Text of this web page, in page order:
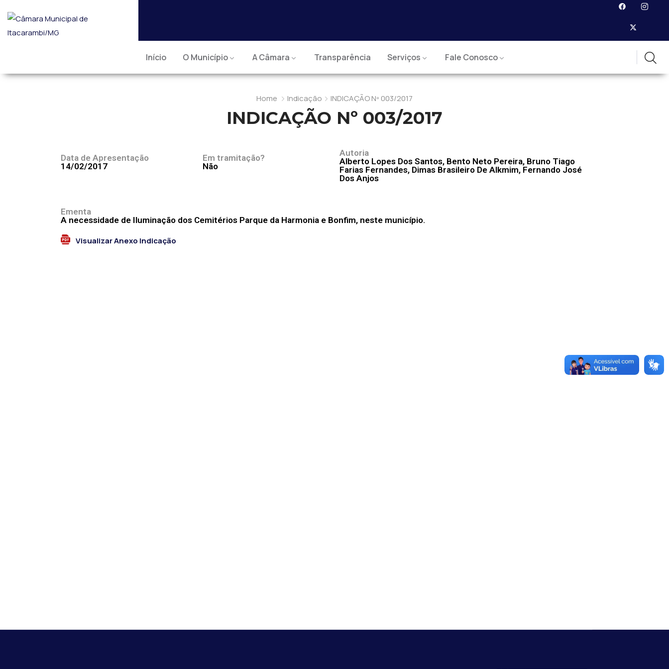
Início O Município A Câmara Transparência Serviços Fale Conosco
Home Indicação INDICAÇÃO Nº 003/2017
INDICAÇÃO Nº 003/2017
Data de Apresentação
14/02/2017
Em tramitação?
Não
Autoria
Alberto Lopes Dos Santos, Bento Neto Pereira, Bruno Tiago
Farias Fernandes, Dimas Brasileiro De Alkmim, Fernando José
Dos Anjos
Ementa
A necessidade de Iluminação dos Cemitérios Parque da Harmonia e Bonfim, neste município.
Visualizar Anexo Indicação